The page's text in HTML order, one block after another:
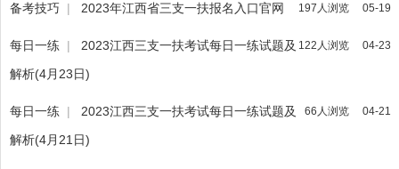
05-19
197人浏览
备考技巧 | 2023年江西省三支一扶报名入口官网
04-23
122人浏览
每日一练 |
2023江西三支一扶考试每日一练试题及
解析(4月23日)
04-21
66人浏览
每日一练 |
2023江西三支一扶考试每日一练试题及
解析(4月21日)